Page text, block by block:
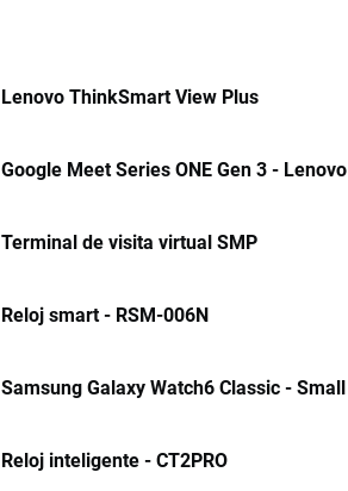
Lenovo ThinkSmart View Plus
Google Meet Series ONE Gen 3 - Lenovo
Terminal de visita virtual SMP
Reloj smart - RSM-006N
Samsung Galaxy Watch6 Classic - Small
Reloj inteligente - CT2PRO